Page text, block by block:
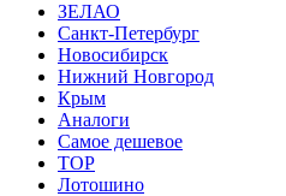
ЗЕЛАО
Санкт-Петербург
Новосибирск
Нижний Новгород
Крым
Аналоги
Самое дешевое
TOP
Лотошино